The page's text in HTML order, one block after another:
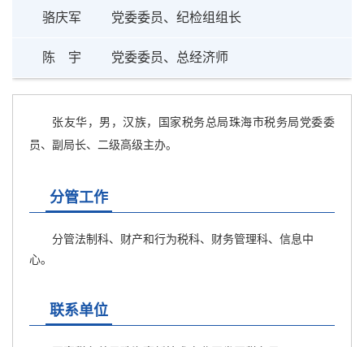
骆庆军 党委委员、纪检组组长
陈 宇 党委委员、总经济师
张友华，男，汉族，国家税务总局珠海市税务局党委委
员、副局长、二级高级主办。
分管工作
分管法制科、财产和行为税科、财务管理科、信息中
心。
联系单位